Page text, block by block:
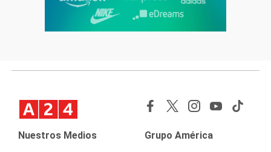
Nuestros Medios Grupo América